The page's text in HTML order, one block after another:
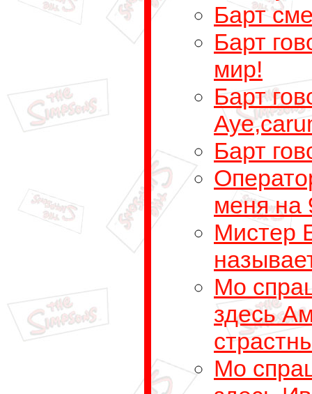
Барт
Барт
мир!
Барт
Барт
меня на
Мистер
Мо
здесь
Мо